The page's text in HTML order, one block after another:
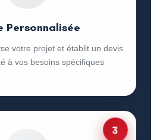
Personnalisée
votre projet et établit un devis
à vos besoins spécifiques
3